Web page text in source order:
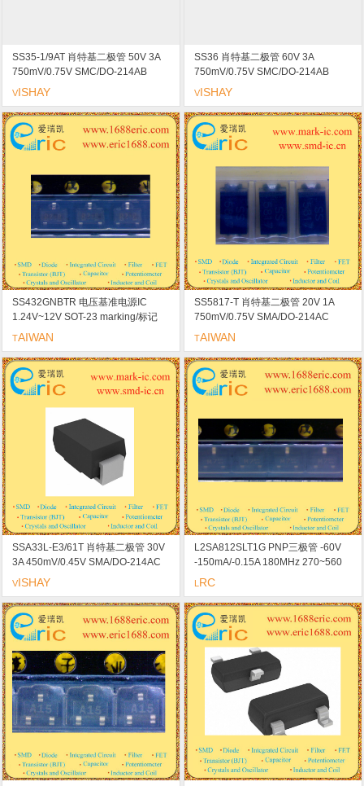
SS35-1/9AT 肖特基二极管 50V 3A
750mV/0.75V SMC/DO-214AB
marking/标记 KPA 低压降
VISHAY
SS36 肖特基二极管 60V 3A
750mV/0.75V SMC/DO-214AB
marking/标记 SS36 低压降
VISHAY
SS432GNBTR 电压基准电源IC
1.24V~12V SOT-23 marking/标记
R21 线性稳压器 开关电源
TAIWAN
SS5817-T 肖特基二极管 20V 1A
750mV/0.75V SMA/DO-214AC
marking/标记 SS5817 低压降
TAIWAN
SSA33L-E3/61T 肖特基二极管 30V
3A 450mV/0.45V SMA/DO-214AC
marking/标记 33L 低压降
VISHAY
L2SA812SLT1G PNP三极管 -60V
-150mA/-0.15A 180MHz 270~560
-300mV/-0.3V SOT-23/SC-59
L RC